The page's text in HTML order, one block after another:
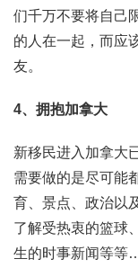
们千万不要将自己
的人在一起，而应
友。
4、拥抱加拿大
新移民进入加拿大
需要做的是尽可能
育、景点、政治以
了解受热衷的篮球
生的时事新闻等等